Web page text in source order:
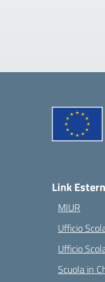
Link
MIUR
Ufficio
Ufficio
Scuola in